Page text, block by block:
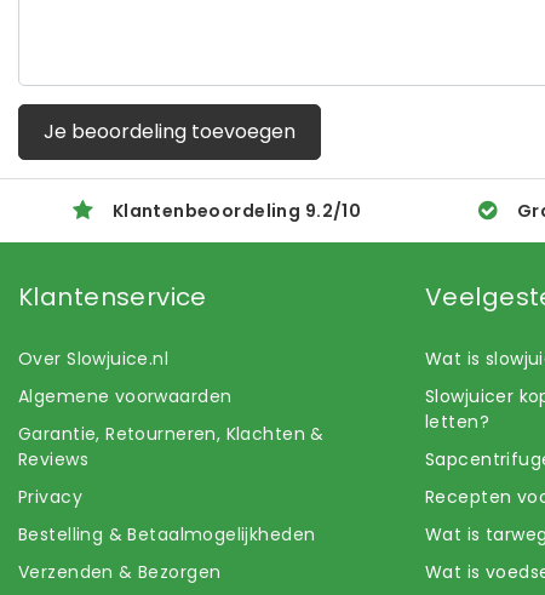
Je beoordeling toevoegen
Klantenbeoordeling 9.2/10
Klantenservice
Over Slowjuice.nl
Algemene voorwaarden
Garantie, Retourneren, Klachten &
Reviews
Privacy
Bestelling & Betaalmogelijkheden
Verzenden & Bezorgen
Wat is
Slowjuicer
letten?
Recepten
Wat is
Wat is